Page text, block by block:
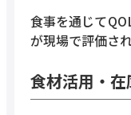
食事を通じて
が現場で評価さ
食材活用・